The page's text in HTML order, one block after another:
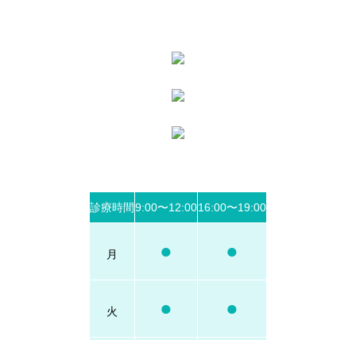
診療時間9:00〜12:0016:00〜19:00
月 ● ●
火 ● ●